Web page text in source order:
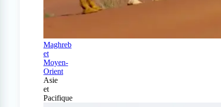
Maghreb
et
Moyen-
Orient
Asie
et
Pacifique